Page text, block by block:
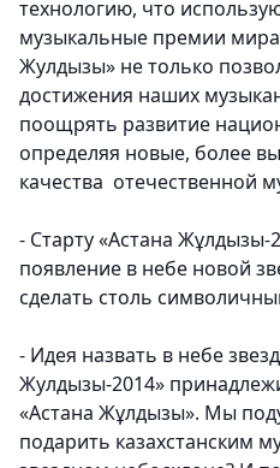
технологию, что
музыкальные премии
Жулдызы» не только
достижения наших
поощрять развитие
определяя новые, более
качества отечественной
- Старту «Астана
появление в небе новой
сделать столь
- Идея назвать в небе
Жулдызы-2014»
«Астана Жұлдызы». Мы
подарить казахстанским